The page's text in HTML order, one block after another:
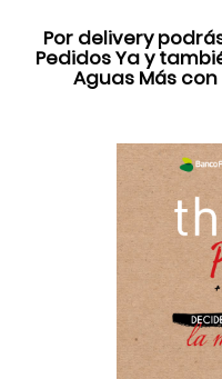
Por delivery
Pedidos Ya y
Aguas Más